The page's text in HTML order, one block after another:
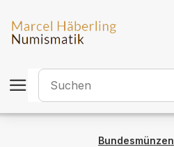
Bundesmünzen